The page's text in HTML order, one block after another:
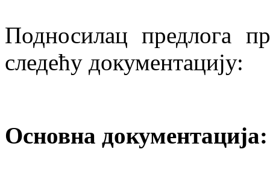
Подносилац предлога
следећу документацију:
Основна документација: